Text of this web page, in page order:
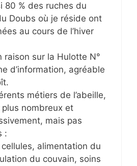
80 % des ruches du
Doubs où je réside ont
au cours de l’hiver
raison sur la Hulotte N°
d’information, agréable
métiers de l’abeille,
nombreux et
mais pas
:
alimentation du
du couvain, soins